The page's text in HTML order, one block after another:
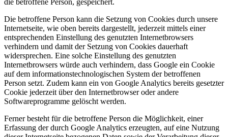
Die betroffene Person kann die Setzung von Cookies durch unsere
Internetseite, wie oben bereits dargestellt, jederzeit mittels einer
entsprechenden Einstellung des genutzten Internetbrowsers
verhindern und damit der Setzung von Cookies dauerhaft
widersprechen. Eine solche Einstellung des genutzten
Internetbrowsers würde auch verhindern, dass Google ein Cookie
auf dem informationstechnologischen System der betroffenen
Person setzt. Zudem kann ein von Google Analytics bereits gesetzter
Cookie jederzeit über den Internetbrowser oder andere
Softwareprogramme gelöscht werden.
Ferner besteht für die betroffene Person die Möglichkeit, einer
Erfassung der durch Google Analytics erzeugten, auf eine Nutzung